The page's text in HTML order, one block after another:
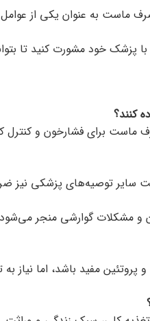
ماست به عنوان یکی از عوامل
پزشک خود مشورت کنید تا
کنند؟
ماست برای فشارخون و کنترل
سایر توصیه‌های پزشکی نیز
مشکلات گوارشی منجر می‌شود.
مفید باشد، اما نیاز به